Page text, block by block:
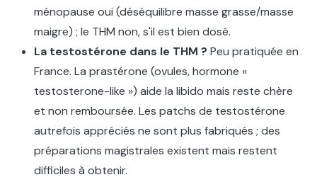
ménopause oui (déséquilibre masse grasse/masse
maigre) ; le THM non, s'il est bien dosé.
La testostérone dans le THM ? Peu pratiquée en
France. La prastérone (ovules, hormone «
testosterone-like ») aide la libido mais reste chère
et non remboursée. Les patchs de testostérone
autrefois appréciés ne sont plus fabriqués ; des
préparations magistrales existent mais restent
difficiles à obtenir.